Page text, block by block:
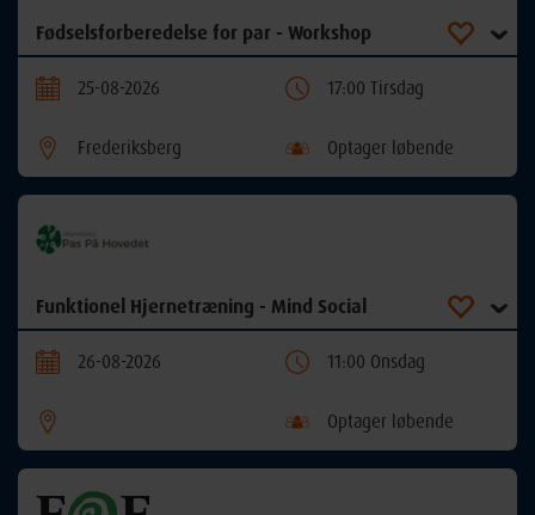
Fødselsforberedelse for par - Workshop
25-08-2026 17:00 Tirsdag
Frederiksberg Optager løbende
Funktionel Hjernetræning - Mind Social
26-08-2026 11:00 Onsdag
Optager løbende